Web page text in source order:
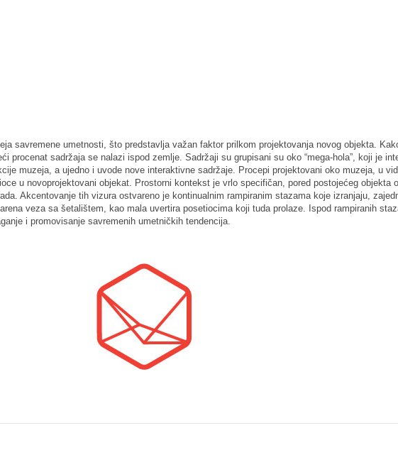
savremene umetnosti, što predstavlja važan faktor prilkom projektovanja novog objekta.
procenat sadržaja se nalazi ispod zemlje. Sadržaji su grupisani su oko “mega-hola”, koji je
muzeja, a ujedno i uvode nove interaktivne sadržaje. Procepi projektovani oko muzeja, u
u novoprojektovani objekat. Prostorni kontekst je vrlo specifičan, pored postojećeg objekta
Akcentovanje tih vizura ostvareno je kontinualnim rampiranim stazama koje izranjaju,
veza sa šetalištem, kao mala uvertira posetiocima koji tuda prolaze. Ispod rampiranih
i promovisanje savremenih umetničkih tendencija.